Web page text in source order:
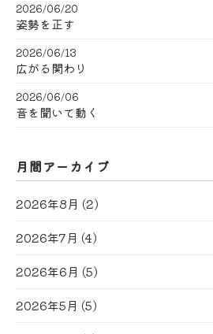
2026/06/20
姿勢を正す
2026/06/13
広がる関わり
2026/06/06
音を聞いて動く
月間アーカイブ
2026年8月 (2)
2026年7月 (4)
2026年6月 (5)
2026年5月 (5)